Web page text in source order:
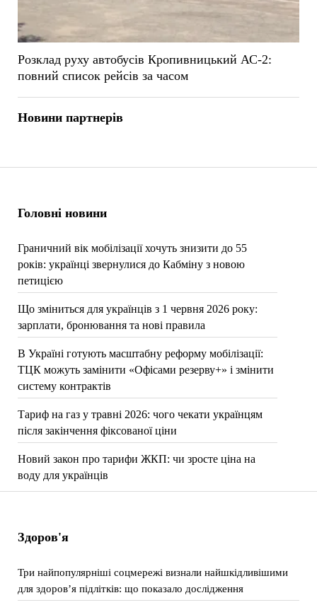
Головні новини
Граничний вік мобілізації хочуть знизити до 55
років: українці звернулися до Кабміну з новою
петицією
Що зміниться для українців з 1 червня 2026 року:
зарплати, бронювання та нові правила
В Україні готують масштабну реформу мобілізації:
ТЦК можуть замінити «Офісами резерву+» і змінити
систему контрактів
Тариф на газ у травні 2026: чого чекати українцям
після закінчення фіксованої ціни
Новий закон про тарифи ЖКП: чи зросте ціна на
воду для українців
Розклад руху автобусів Кропивницький АС-2:
повний список рейсів за часом
Новини партнерів
Здоров'я
Три найпопулярніші соцмережі визнали найшкідливішими
для здоров’я підлітків: що показало дослідження